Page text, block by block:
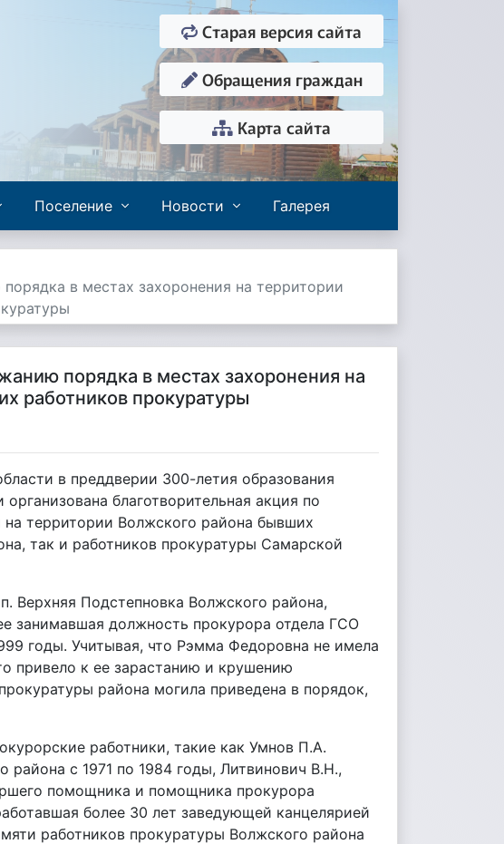
Старая версия сайта
Обращения граждан
Карта сайта
Поселение Новости Галерея
в местах захоронения на территории
порядка в местах захоронения на
работников прокуратуры
в преддверии 300-летия образования
благотворительная акция по
территории Волжского района бывших
так и работников прокуратуры Самарской
Верхняя Подстепновка Волжского района,
занимавшая должность прокурора отдела ГСО
годы. Учитывая, что Рэмма Федоровна не имела
привело к ее зарастанию и крушению
района могила приведена в порядок,
работники, такие как Умнов П.А.
с 1971 по 1984 годы, Литвинович В.Н.,
помощника и помощника прокурора
более 30 лет заведующей канцелярией
работников прокуратуры Волжского района